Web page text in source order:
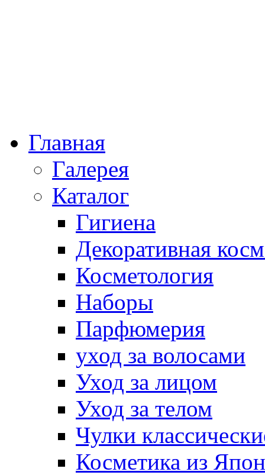
Главная
Галерея
Каталог
Гигиена
Декоративная
Косметология
Наборы
Парфюмерия
уход за волосами
Уход за лицом
Уход за телом
Чулки
Косметика из